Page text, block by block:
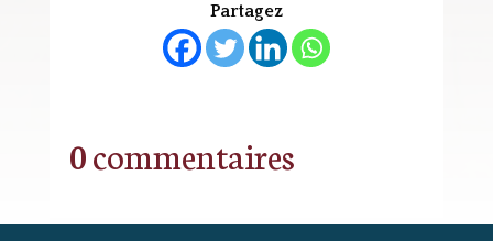
Partagez
0 commentaires